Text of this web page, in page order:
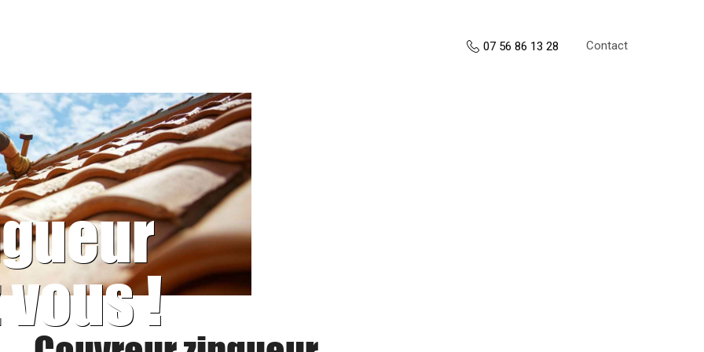
07 56 86 13 28 Contact
!